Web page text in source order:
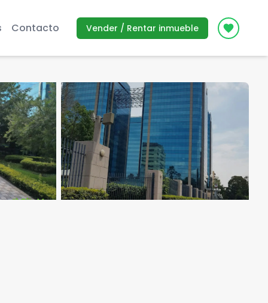
Contacto Vender / Rentar inmueble Icon